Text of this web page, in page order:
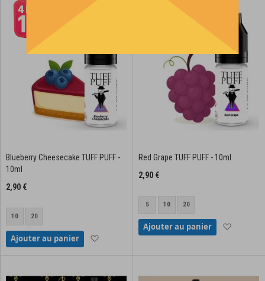
Blueberry Cheesecake TUFF PUFF -
10ml
2,90 €
10 20
Ajouter au panier Ajouter à la liste d'achats
Red Grape TUFF PUFF - 10ml
2,90 €
5 10 20
Ajouter au panier